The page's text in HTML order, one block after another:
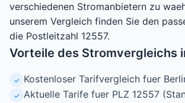
verschiedenen Stromanbietern zu
unserem Vergleich finden Sie den
die Postleitzahl 12557.
Vorteile des Stromvergleichs
✓ Kostenloser Tarifvergleich fuer
✓ Aktuelle Tarife fuer PLZ 12557